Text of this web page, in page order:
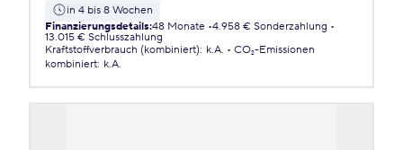
in 4 bis 8 Wochen
Finanzierungsdetails:48 Monate 4.958 € Sonderzahlung
13.015 € Schlusszahlung
Kraftstoffverbrauch (kombiniert): k.A.
CO₂-Emissionen
kombiniert: k.A.